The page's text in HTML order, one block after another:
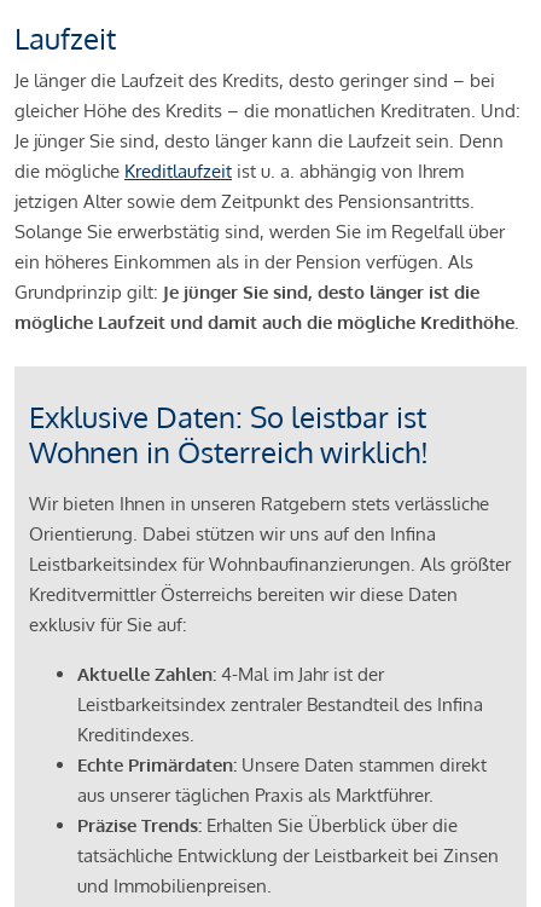
Laufzeit
Je länger die Laufzeit des Kredits, desto geringer sind – bei
gleicher Höhe des Kredits – die monatlichen Kreditraten. Und:
Je jünger Sie sind, desto länger kann die Laufzeit sein. Denn
die mögliche Kreditlaufzeit ist u. a. abhängig von Ihrem
jetzigen Alter sowie dem Zeitpunkt des Pensionsantritts.
Solange Sie erwerbstätig sind, werden Sie im Regelfall über
ein höheres Einkommen als in der Pension verfügen. Als
Grundprinzip gilt: Je jünger Sie sind, desto länger ist die
mögliche Laufzeit und damit auch die mögliche Kredithöhe.
Exklusive Daten: So leistbar ist
Wohnen in Österreich wirklich!
Wir bieten Ihnen in unseren Ratgebern stets verlässliche
Orientierung. Dabei stützen wir uns auf den Infina
Leistbarkeitsindex für Wohnbaufinanzierungen. Als größter
Kreditvermittler Österreichs bereiten wir diese Daten
exklusiv für Sie auf:
Aktuelle Zahlen: 4-Mal im Jahr ist der
Leistbarkeitsindex zentraler Bestandteil des Infina
Kreditindexes.
Echte Primärdaten: Unsere Daten stammen direkt
aus unserer täglichen Praxis als Marktführer.
Präzise Trends: Erhalten Sie Überblick über die
tatsächliche Entwicklung der Leistbarkeit bei Zinsen
und Immobilienpreisen.